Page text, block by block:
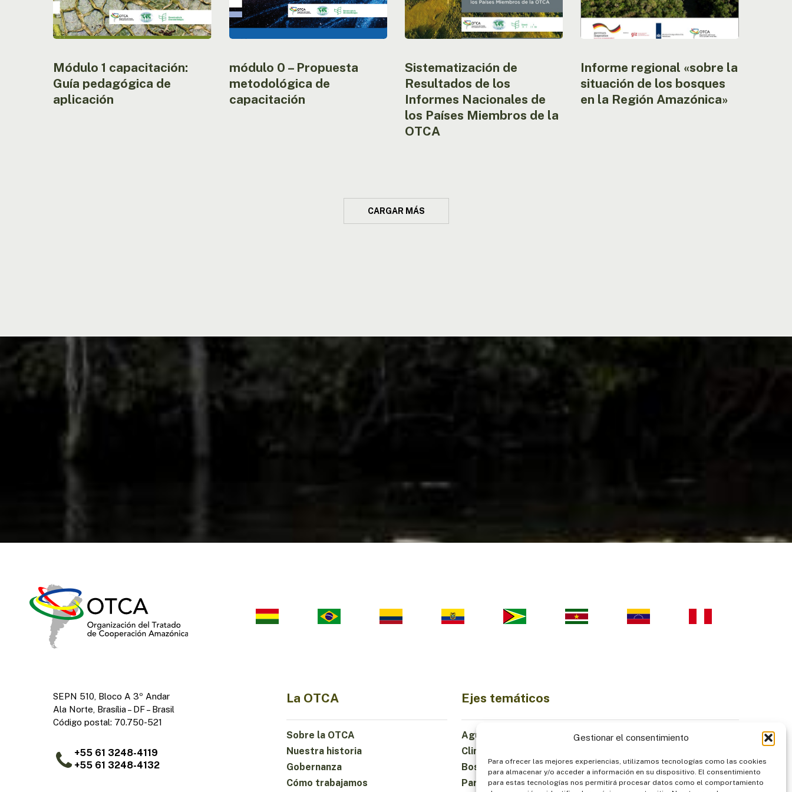
Gestionar el consentimiento
Para ofrecer las mejores experiencias, utilizamos tecnologías como las cookies
para almacenar y/o acceder a información en su dispositivo. El consentimiento
para estas tecnologías nos permitirá procesar datos como el comportamiento
Módulo 1 capacitación:
Guía pedagógica de
aplicación
módulo 0 – Propuesta
metodológica de
capacitación
la
OTCA
Sistematización de
Resultados de los
Informes Nacionales de
los Países Miembros de la
OTCA
Informe regional «sobre la
situación de los bosques
en la Región Amazónica»
CARGAR MÁS
SEPN 510, Bloco A 3º Andar
Ala Norte, Brasília – DF – Brasil
Código postal: 70.750-521
+55 61 3248-4119
+55 61 3248-4132
La OTCA
Sobre la OTCA
Nuestra historia
Gobernanza
Cómo trabajamos
Ejes temáticos
Agua
Ciencia e Innovación
Clima
Bosques y Biodiversidad
Institucionalidad
Participación
Pueblos Indígenas